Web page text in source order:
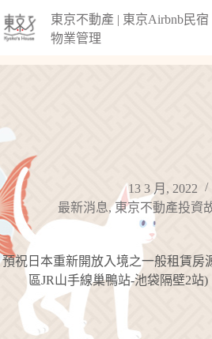
至
東京不動產 | 東京Airbnb民宿
物業管理
13 3 月, 2022
最新消息,東京不動產投資
預祝日本重新開放入境之一般租賃房
區JR山手線巢鴨站-池袋隔壁2站)